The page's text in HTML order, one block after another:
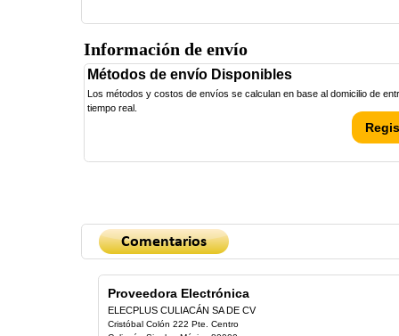
Información de envío
Métodos de envío Disponibles
Los métodos y costos de envíos se calculan en base al domicilio de
tiempo real.
Proveedora Electrónica
ELECPLUS CULIACÁN SA DE CV
Cristóbal Colón 222 Pte. Centro